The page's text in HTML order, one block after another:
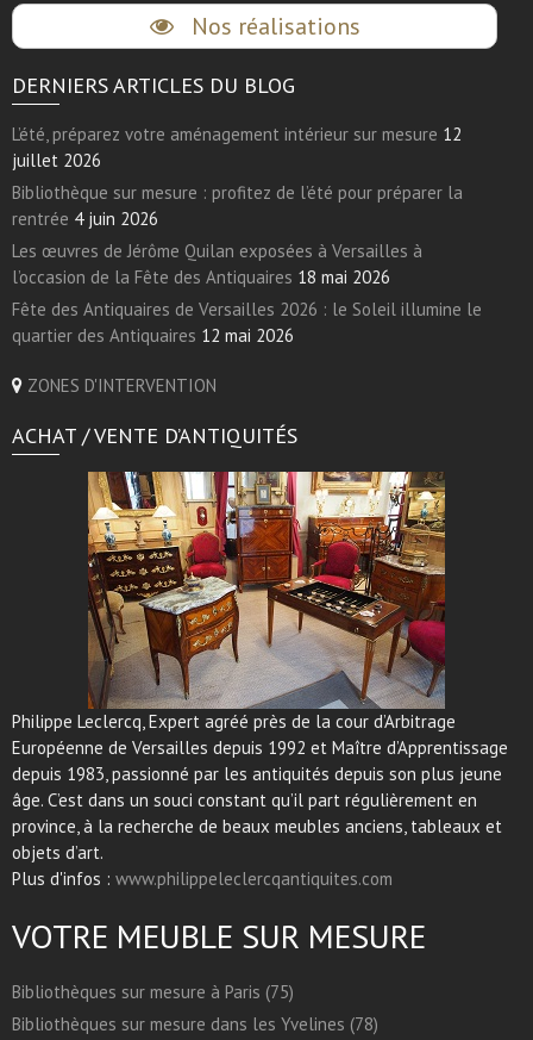
Nos réalisations
DERNIERS ARTICLES DU BLOG
L’été, préparez votre aménagement intérieur sur mesure 12
juillet 2026
Bibliothèque sur mesure : profitez de l’été pour préparer la
rentrée 4 juin 2026
Les œuvres de Jérôme Quilan exposées à Versailles à
l’occasion de la Fête des Antiquaires 18 mai 2026
Fête des Antiquaires de Versailles 2026 : le Soleil illumine le
quartier des Antiquaires 12 mai 2026
ZONES D'INTERVENTION
ACHAT / VENTE D’ANTIQUITÉS
Philippe Leclercq, Expert agréé près de la cour d’Arbitrage
Européenne de Versailles depuis 1992 et Maître d’Apprentissage
depuis 1983, passionné par les antiquités depuis son plus jeune
âge. C’est dans un souci constant qu’il part régulièrement en
province, à la recherche de beaux meubles anciens, tableaux et
objets d’art.
Plus d'infos : www.philippeleclercqantiquites.com
VOTRE MEUBLE SUR MESURE
Bibliothèques sur mesure à Paris (75)
Bibliothèques sur mesure dans les Yvelines (78)